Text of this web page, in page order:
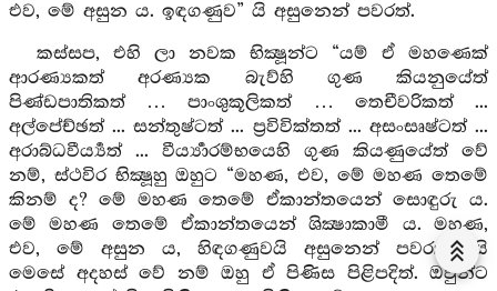
එව, මේ අසුන ය. ඉඳගණුව” යි අසුනෙන් පවරත්.
කස්සප, එහි ලා නවක භික්‍ෂූන්ට “යම් ඒ මහණෙක්
ආරණ්‍යකත් අරණ්‍යක බැව්හි ගුණ කියනුයේත්
පිණ්ඩපාතිකත් … පාංශුකූලිකත් … තෙචීවරිකත් ...
අල්පේච්ඡත් ... සන්තුෂ්ටත් ... ප්‍රවිවික්තත් ... අසංසෘෂ්ටත් ...
අරාබ්ධවීර්‍ය්‍යත් ... වීර්‍ය්‍යාරම්භයෙහි ගුණ කියණුයේත් වේ
නම්, ස්ථවිර භික්‍ෂූහු ඔහුට “මහණ, එව, මේ මහණ තෙමේ
කිනම් ද? මේ මහණ තෙමේ ඒකාන්තයෙන් සොඳුරු ය.
මේ මහණ තෙමේ ඒකාන්තයෙන් ශික්‍ෂාකාමී ය. මහණ,
එව, මේ අසුන ය, හිඳගණුවයි අසුනෙන් පවරති” යි
මෙසේ අදහස් වේ නම් ඔහු ඒ පිණිස පිළිපදිත්. ඔවුන්ට